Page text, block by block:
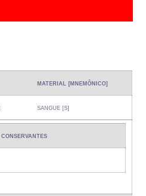
MATERIAL [MNEMÔNICO]
SANGUE [S]
CONSERVANTES